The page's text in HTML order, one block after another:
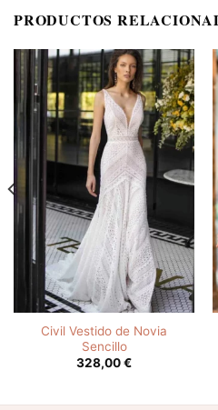
PRODUCTOS
Civil Vestido de Novia
Sencillo
328,00€